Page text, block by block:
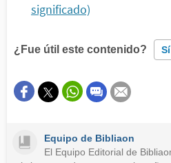
significado)
¿Fue útil este contenido? Sí
Este contenido contiene
Otro
Equipo de Bibliaon
El Equipo Editorial de